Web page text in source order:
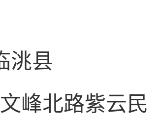
洮县
峰北路紫云民